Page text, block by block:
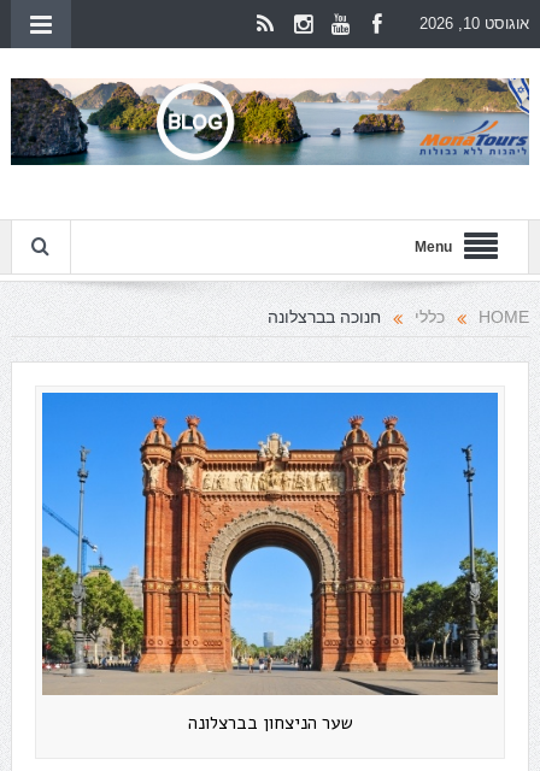
אוגוסט 10, 2026
Menu
HOME כללי חנוכה בברצלונה
שער הניצחון בברצלונה